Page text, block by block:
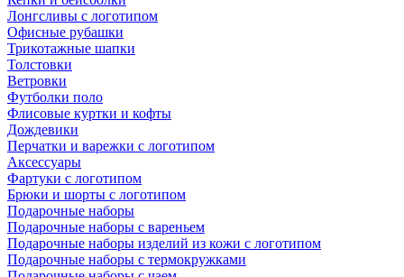
Лонгсливы с логотипом
Офисные рубашки
Трикотажные шапки
Толстовки
Ветровки
Футболки поло
Флисовые куртки и кофты
Дождевики
Перчатки и варежки с логотипом
Аксессуары
Фартуки с логотипом
Брюки и шорты с логотипом
Подарочные наборы
Подарочные наборы с вареньем
Подарочные наборы изделий из кожи с логотипом
Подарочные наборы с термокружками